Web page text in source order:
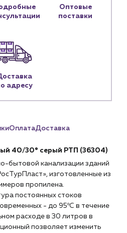
Российская, 63
Оптовые
поставки
адресу
ОплатаДоставка
40/30° серый РТП (36304)
бытовой канализации зданий
изготовленные из
пропилена.
постоянных стоков
- до 95ºС в течение
расходе в 30 литров в
позволяет изменить